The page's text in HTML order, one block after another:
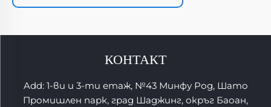
КОНТАКТ
Add: 1-ви и 3-ти етаж, №43 Минфу Род, Шато
Промишлен парк, град Шаджинг, окръг Баоан,